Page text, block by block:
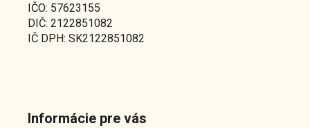
IČO: 57623155
DIČ: 2122851082
IČ DPH: SK2122851082
Informácie pre vás